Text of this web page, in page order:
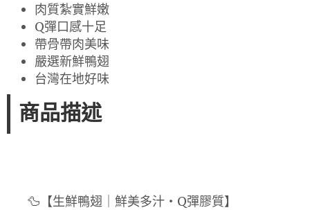
肉質紮實鮮嫩
Q彈口感十足
帶骨帶肉美味
嚴選新鮮鴨翅
台灣在地好味
商品描述
🦆【生鮮鴨翅｜鮮美多汁・Q彈膠質】